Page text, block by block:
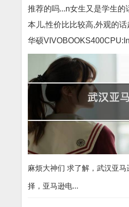
推荐的吗...n女生又是学生的
本儿,性价比比较高,外观的
华硕
麻烦大神们 求了解，武汉亚
择，亚马逊电...